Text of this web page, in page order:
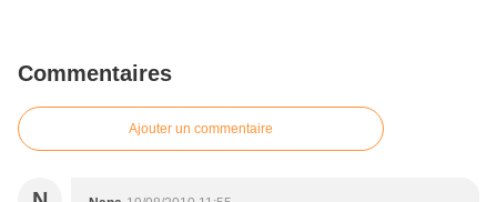
Commentaires
Ajouter un commentaire